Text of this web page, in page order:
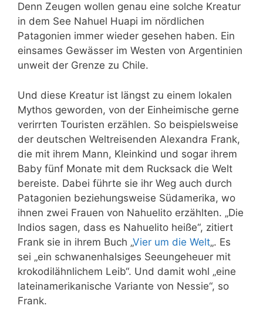
Denn Zeugen wollen genau eine solche Kreatur
in dem See Nahuel Huapi im nördlichen
Patagonien immer wieder gesehen haben. Ein
einsames Gewässer im Westen von Argentinien
unweit der Grenze zu Chile.
Und diese Kreatur ist längst zu einem lokalen
Mythos geworden, von der Einheimische gerne
verirrten Touristen erzählen. So beispielsweise
der deutschen Weltreisenden Alexandra Frank,
die mit ihrem Mann, Kleinkind und sogar ihrem
Baby fünf Monate mit dem Rucksack die Welt
bereiste. Dabei führte sie ihr Weg auch durch
Patagonien beziehungsweise Südamerika, wo
ihnen zwei Frauen von Nahuelito erzählten. „Die
Indios sagen, dass es Nahuelito heiße“, zitiert
Frank sie in ihrem Buch „Vier um die Welt„. Es
sei „ein schwanenhalsiges Seeungeheuer mit
krokodilähnlichem Leib“. Und damit wohl „eine
lateinamerikanische Variante von Nessie“, so
Frank.